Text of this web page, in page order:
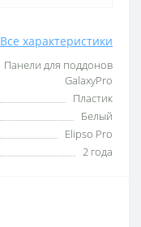
Все характеристики
Панели для поддонов
GalaxyPro
Пластик
Белый
Elipso Pro
2 года